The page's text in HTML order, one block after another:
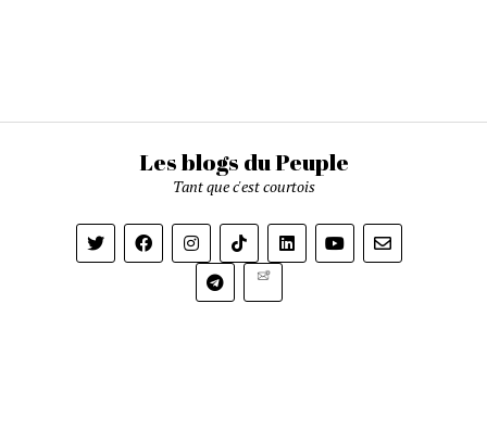
Les blogs du Peuple
Tant que c'est courtois